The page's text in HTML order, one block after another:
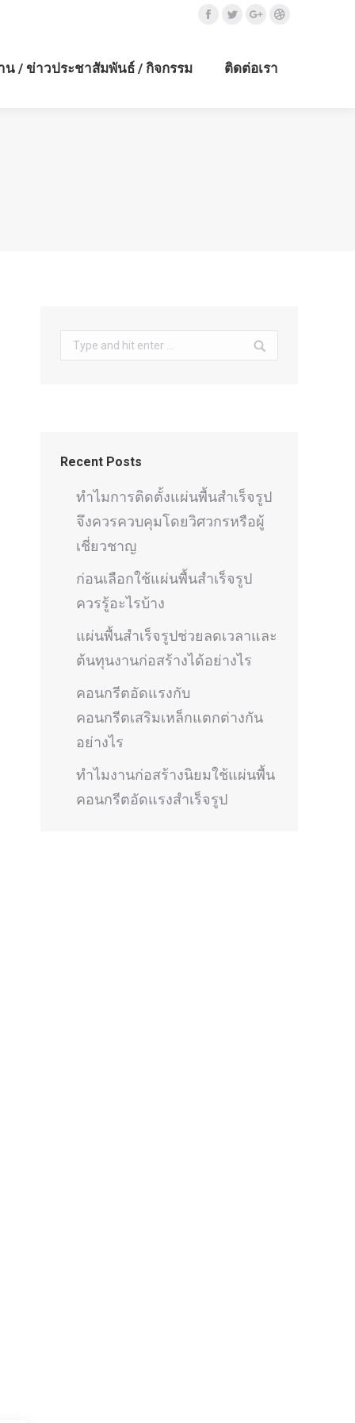
Facebook
TwitterGoogle+Dribbble
น / ข่าวประชาสัมพันธ์ / กิจกรรม ติดต่อเรา
Search:
Recent Posts
ทำไมการติดตั้งแผ่นพื้นสำเร็จรูป
จึงควรควบคุมโดยวิศวกรหรือผู้
เชี่ยวชาญ
ก่อนเลือกใช้แผ่นพื้นสำเร็จรูป
ควรรู้อะไรบ้าง
แผ่นพื้นสำเร็จรูปช่วยลดเวลาและ
ต้นทุนงานก่อสร้างได้อย่างไร
คอนกรีตอัดแรงกับ
คอนกรีตเสริมเหล็กแตกต่างกัน
อย่างไร
ทำไมงานก่อสร้างนิยมใช้แผ่นพื้น
คอนกรีตอัดแรงสำเร็จรูป